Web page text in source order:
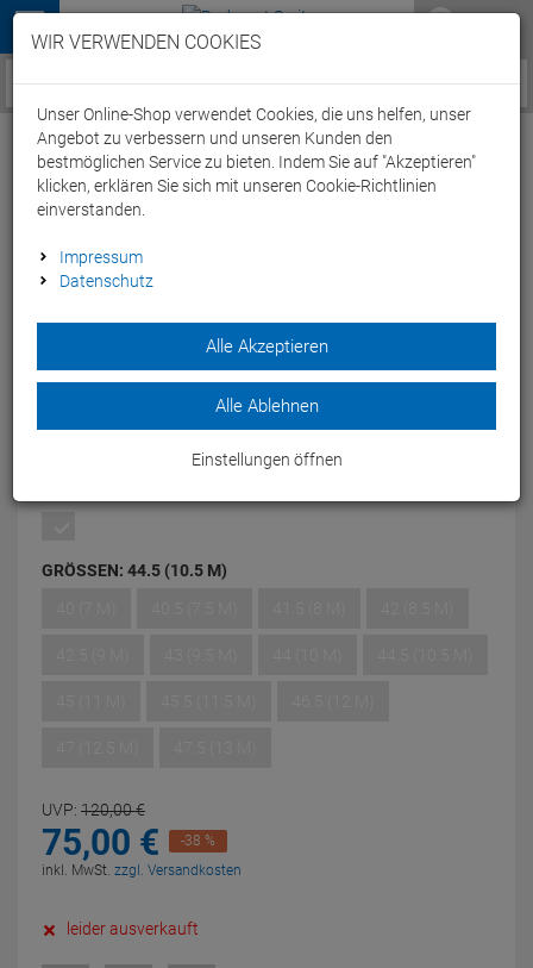
Menü
Service / Hilfe
New Balance M1500 YR2-D Laufschuh -
44.5 (10.5 M) yellow/red
Der mit dem "Editor's Choice" prämierte Wettkampfschuh mit
leichter Pronationsstütze trägt sich dank nahtfreier
GRÖSSEN: 44.5 (10.5 M)
UVP: 120,00€
75,00 €
-38 %
inkl. MwSt. zzgl. Versandkosten
leider ausverkauft
WIR VERWENDEN COOKIES
Unser Online-Shop verwendet Cookies, die uns helfen, unser
Angebot zu verbessern und unseren Kunden den
bestmöglichen Service zu bieten. Indem Sie auf "Akzeptieren"
klicken, erklären Sie sich mit unseren Cookie-Richtlinien
einverstanden.
Impressum
Datenschutz
Alle Akzeptieren
Alle Ablehnen
Einstellungen öffnen